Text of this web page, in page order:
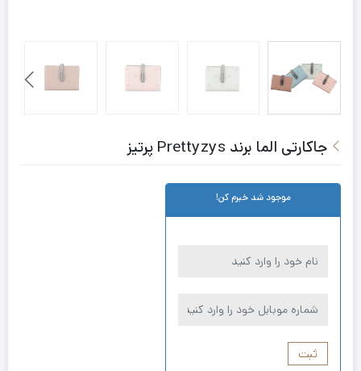
جاکارتی الما برند Prettyzys پرتیز
موجود شد خبرم کن!
ثبت